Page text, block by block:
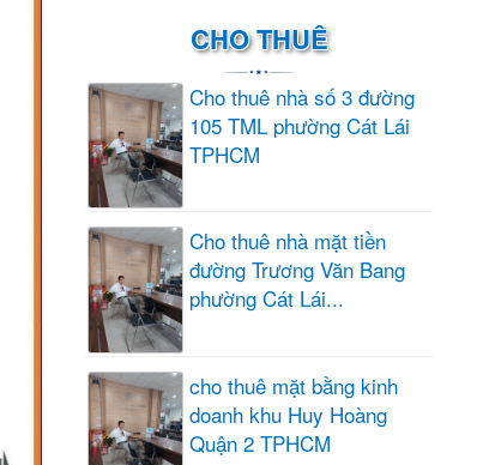
CHO THUÊ
Cho thuê nhà số 3 đường
105 TML phường Cát Lái
TPHCM
Cho thuê nhà mặt tiền
đường Trương Văn Bang
phường Cát Lái...
cho thuê mặt bằng kinh
doanh khu Huy Hoàng
Quận 2 TPHCM